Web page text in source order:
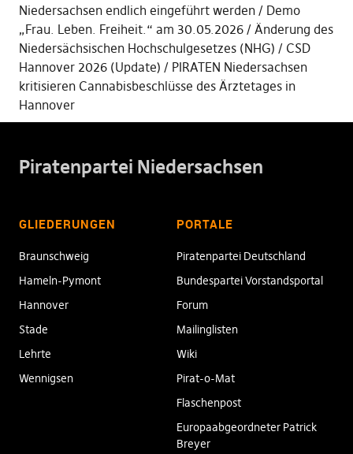
Niedersachsen endlich eingeführt werden
Demo
„Frau. Leben. Freiheit.“ am 30.05.2026
Änderung des
Niedersächsischen Hochschulgesetzes (NHG)
CSD
Hannover 2026 (Update)
PIRATEN Niedersachsen
kritisieren Cannabisbeschlüsse des Ärztetages in
Hannover
Piratenpartei Niedersachsen
GLIEDERUNGEN
Braunschweig
Hameln-Pymont
Hannover
Stade
Lehrte
Wennigsen
PORTALE
Piratenpartei Deutschland
Bundespartei Vorstandsportal
Forum
Mailinglisten
Wiki
Pirat-o-Mat
Flaschenpost
Europaabgeordneter Patrick
Breyer